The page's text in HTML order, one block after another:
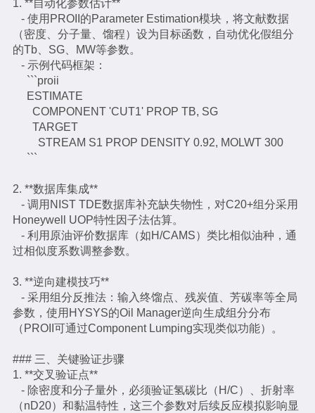
1. **自动化参数估计**
- 使用PROII的Parameter Estimation模块，将文献数据
（密度、分子量、馏程）设为目标函数，自动优化假组分
的Tb、SG、MW等参数。
- 示例代码框架：
```proii
ESTIMATE
COMPONENT 'CUT1' PROP TB, SG
TARGET
STREAM S1 PROP DENSITY 0.92, MOLWT 300
```
2. **数据库集成**
- 调用NIST TDE数据库补充缺失物性，对C20+组分采用
Honeywell UOP特性因子法估算。
- 利用原油评价数据库（如H/CAMS）类比相似油种，通
过相似度系数调整参数。
3. **逆向建模技巧**
- 采用组分反推法：输入终馏点、残炭值、芳碳率等全局
参数，使用HYSYS的Oil Manager逆向生成组分分布
（PROII可通过Component Lumping实现类似功能）。
### 三、关键验证步骤
1. **交叉验证点**
- 除密度和分子量外，必须验证氢碳比（H/C）、折射率
（nD20）和黏温特性，这三个参数对后续反应模拟影响显